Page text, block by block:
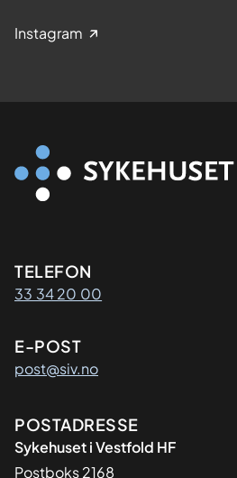
Instagram
Kontaktinformasjon
TELEFON
33 34 20 00
E-POST
post@siv.no
Adresse
POSTADRESSE
Sykehuset i Vestfold HF
Postboks 2168